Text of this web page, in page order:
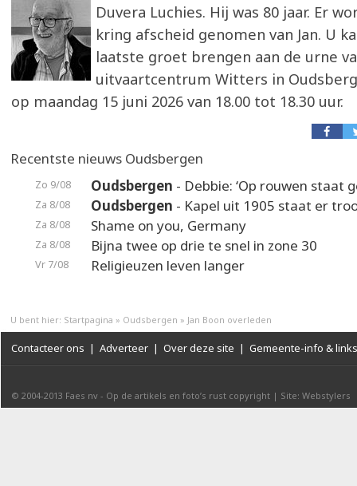
Duvera Luchies. Hij was 80 jaar. Er
kring afscheid genomen van Jan. U
laatste groet brengen aan de urne
uitvaartcentrum Witters in
op maandag 15 juni 2026 van 18.00 tot 18.30 uur.
Recentste nieuws Oudsbergen
Zo 9/08 Oudsbergen - Debbie: ‘Op rouwen staat
Za 8/08 Oudsbergen - Kapel uit 1905 staat er
Za 8/08 Shame on you, Germany
Za 8/08 Bijna twee op drie te snel in zone 30
Vr 7/08 Religieuzen leven langer
U bent hier: Startpagina » Oudsbergen » Jan Boon overleden
Contacteer ons | Adverteer | Over deze site | Gemeente-info & links
© 2004-2013 Faes nv - Op de artikels en foto’s rust copyright | Site: Webstylers